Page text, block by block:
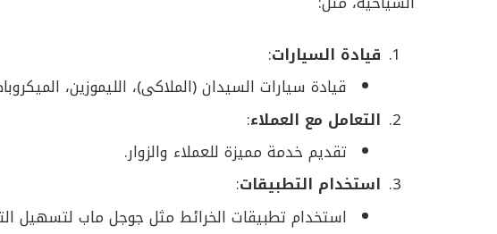
قيادة السيارات:
قيادة سيارات السيدان (الملاكى)، الليموزين،
التعامل مع العملاء:
تقديم خدمة مميزة للعملاء والزوار.
استخدام التطبيقات:
استخدام تطبيقات الخرائط مثل جوجل ماب لتسهيل